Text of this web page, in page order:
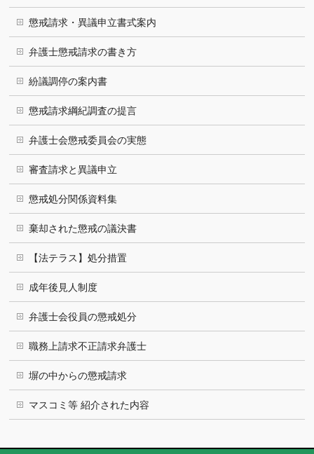
懲戒請求・異議申立書式案内
弁護士懲戒請求の書き方
紛議調停の案内書
懲戒請求綱紀調査の提言
弁護士会懲戒委員会の実態
審査請求と異議申立
懲戒処分関係資料集
棄却された懲戒の議決書
【法テラス】処分措置
成年後見人制度
弁護士会役員の懲戒処分
職務上請求不正請求弁護士
塀の中からの懲戒請求
マスコミ等 紹介された内容